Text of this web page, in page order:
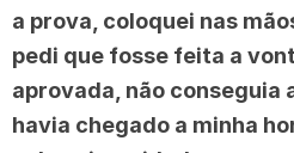
a prova, coloquei nas
pedi que fosse feita a
aprovada, não conseguia
havia chegado a minha